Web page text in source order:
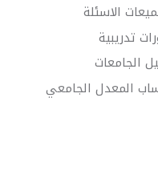
الاسئلة
تدريبية
الجامعات
المعدل الجامعي